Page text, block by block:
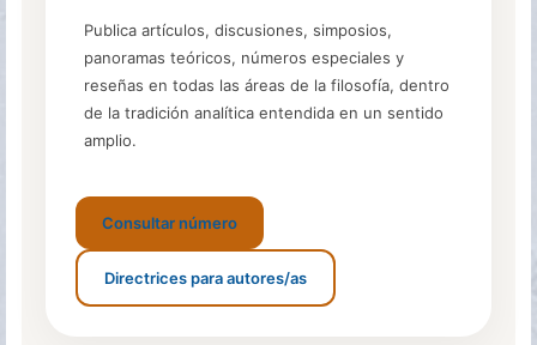
Publica artículos, discusiones, simposios,
panoramas teóricos, números especiales y
reseñas en todas las áreas de la filosofía, dentro
de la tradición analítica entendida en un sentido
amplio.
Consultar número
Directrices para autores/as